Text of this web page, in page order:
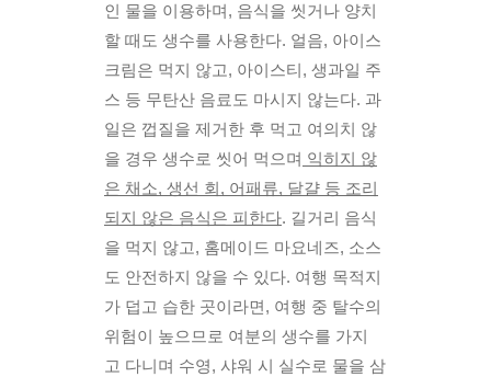
인 물을 이용하며, 음식을 씻거나 양치
할 때도 생수를 사용한다. 얼음, 아이스
크림은 먹지 않고, 아이스티, 생과일 주
스 등 무탄산 음료도 마시지 않는다. 과
일은 껍질을 제거한 후 먹고 여의치 않
을 경우 생수로 씻어 먹으며 익히지 않
은 채소, 생선 회, 어패류, 달걀 등 조리
되지 않은 음식은 피한다. 길거리 음식
을 먹지 않고, 홈메이드 마요네즈, 소스
도 안전하지 않을 수 있다. 여행 목적지
가 덥고 습한 곳이라면, 여행 중 탈수의
위험이 높으므로 여분의 생수를 가지
고 다니며 수영, 샤워 시 실수로 물을 삼